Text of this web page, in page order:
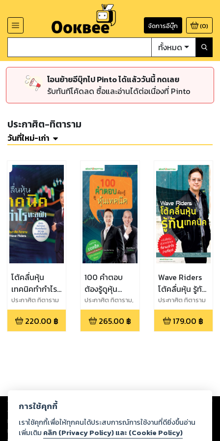
จัดการอีบุ๊ก (0)
ทั้งหมด
โอนย้ายอีบุ๊กไป Pinto ได้แล้ววันนี้ กดเลย
รับทันทีโค้ดลด ซื้อและอ่านได้ต่อเนื่องที่ Pinto
ประกาศิต-ทิตาราม
วันที่ใหม่-เก่า
โต้คลื่นหุ้น
เทคนิคทำกำไร
ทะลุฟ้า
ประกาศิต ทิตาราม
220.00 ฿
100 คำตอบ
ต้องรู้ดูหุ้น
เทคนิค
ประกาศิต ทิตาราม,
นิติพงษ์ หิรัญพงษ์
265.00 ฿
Wave Riders
โต้คลื่นหุ้น รู้ทัน
เทคนิค
ประกาศิต ทิตาราม
179.00 ฿
Copyright © 2026
ต่อผลงานหรือเนื้อหาใดที่อัปโหลดผ่านเว็บไซต์และปรากฏว่าละเมิดสิทธิใน
ทรัพย์สินทางปัญญาของบุคคลอื่นหรือขัดต่อกฎหมายและศีลธรรม ดังนั้น ผู้อ่าน
ทุกท่านโปรดใช้วิจารณญาณในการกลั่นกรองด้วยตนเอง และหากท่านพบว่าส่วน
การใช้คุกกี้
เราใช้คุกกี้เพื่อให้ทุกคนได้ประสบการณ์การใช้งานที่ดียิ่งขึ้นอ่าน
เพิ่มเติม คลิก (Privacy Policy) และ (Cookie Policy)